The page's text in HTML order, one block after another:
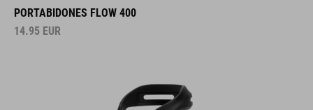
PORTABIDONES FLOW 400
14.95 EUR